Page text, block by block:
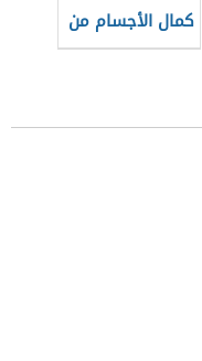
كمال الأجسام من
الماء